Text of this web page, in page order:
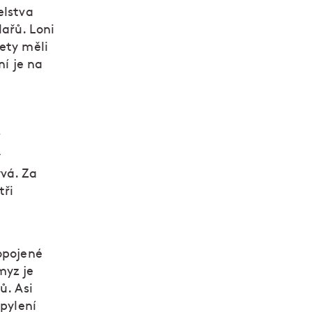
Loni
měli
je na
Za
je
Asi